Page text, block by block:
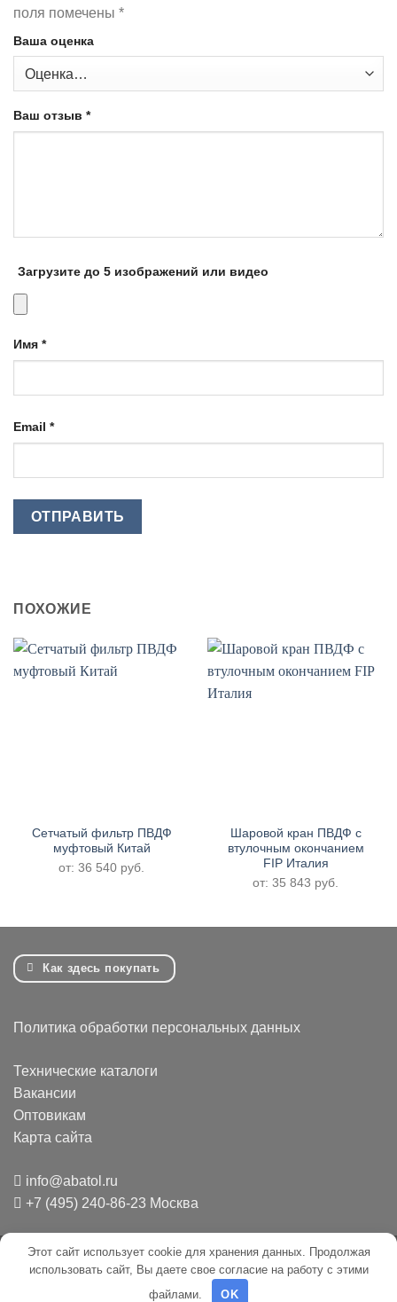
поля помечены *
Ваша оценка
Ваш отзыв *
Загрузите до 5 изображений или видео
Имя *
Email *
ПОХОЖИЕ
Сетчатый фильтр ПВДФ
муфтовый Китай
от: 36 540 руб.
Шаровой кран ПВДФ с
втулочным окончанием
FIP Италия
от: 35 843 руб.
Как здесь покупать
Политика обработки персональных данных
Технические каталоги
Вакансии
Оптовикам
Карта сайта
info@abatol.ru
+7 (495) 240-86-23 Москва
Mir
Credit
Invoice
2009 - 2026 ©ООО "Абатол"
Этот сайт использует cookie для хранения данных. Продолжая
использовать сайт, Вы даете свое согласие на работу с этими
файлами.
OK